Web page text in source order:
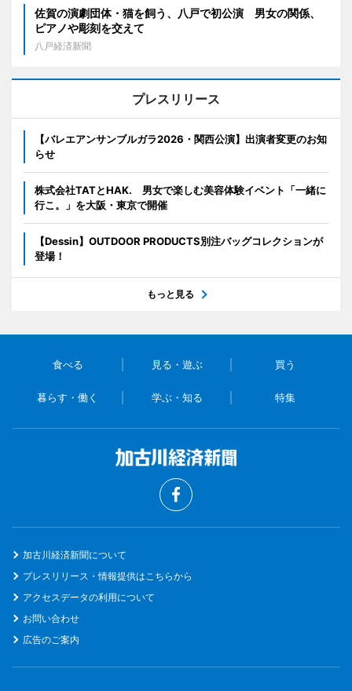
佐賀の演劇団体・猫を飼う、八戸で初公演 男女の関係、
ピアノや彫刻を交えて
八戸経済新聞
プレスリリース
【バレエアンサンブルガラ2026・関西公演】出演者変更のお知
らせ
株式会社TATとHAK. 男女で楽しむ美容体験イベント「一緒に
行こ。」を大阪・東京で開催
【Dessin】OUTDOOR PRODUCTS別注バッグコレクションが
登場！
もっと見る
食べる 見る・遊ぶ 買う
暮らす・働く 学ぶ・知る 特集
加古川経済新聞について
プレスリリース・情報提供はこちらから
アクセスデータの利用について
お問い合わせ
広告のご案内